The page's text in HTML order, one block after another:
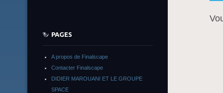
PAGES
A propos de Finalscape
Contacter Finalscape
DIDIER MAROUANI ET LE GROUPE
SPACE